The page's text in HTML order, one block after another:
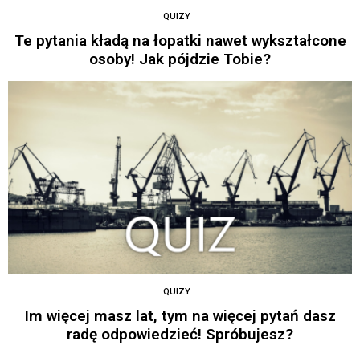
QUIZY
Te pytania kładą na łopatki nawet wykształcone
osoby! Jak pójdzie Tobie?
QUIZY
Im więcej masz lat, tym na więcej pytań dasz
radę odpowiedzieć! Spróbujesz?